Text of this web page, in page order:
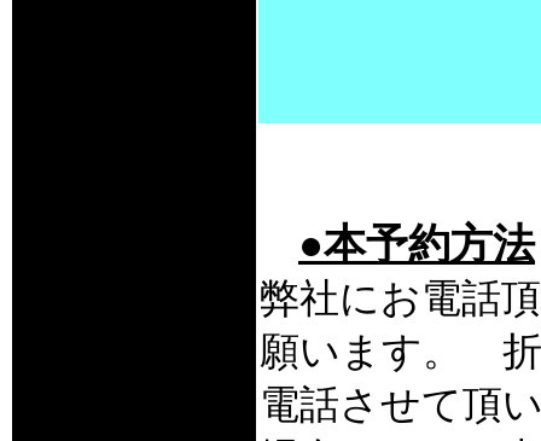
●本予約方法
弊社にお電話
願います。 折
電話させて頂